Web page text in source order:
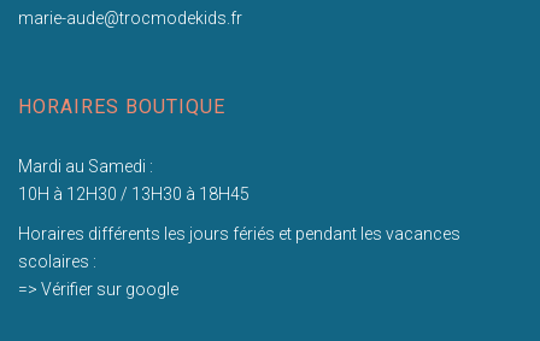
marie-aude@trocmodekids.fr
HORAIRES BOUTIQUE
Mardi au Samedi :
10H à 12H30 / 13H30 à 18H45
Horaires différents les jours fériés et pendant les vacances
scolaires :
=> Vérifier sur google